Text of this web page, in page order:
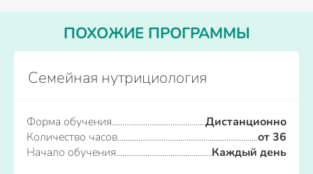
ПОХОЖИЕ ПРОГРАММЫ
Семейная нутрициология
Форма обучения
Дистанционно
Количество часов
от 36
Начало обучения
Каждый день